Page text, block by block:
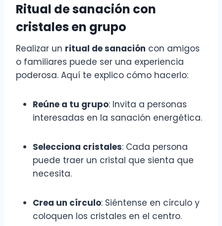
Ritual de sanación con
cristales en grupo
Realizar un ritual de sanación con amigos
o familiares puede ser una experiencia
poderosa. Aquí te explico cómo hacerlo:
Reúne a tu grupo: Invita a personas
interesadas en la sanación energética.
Selecciona cristales: Cada persona
puede traer un cristal que sienta que
necesita.
Crea un círculo: Siéntense en círculo y
coloquen los cristales en el centro.